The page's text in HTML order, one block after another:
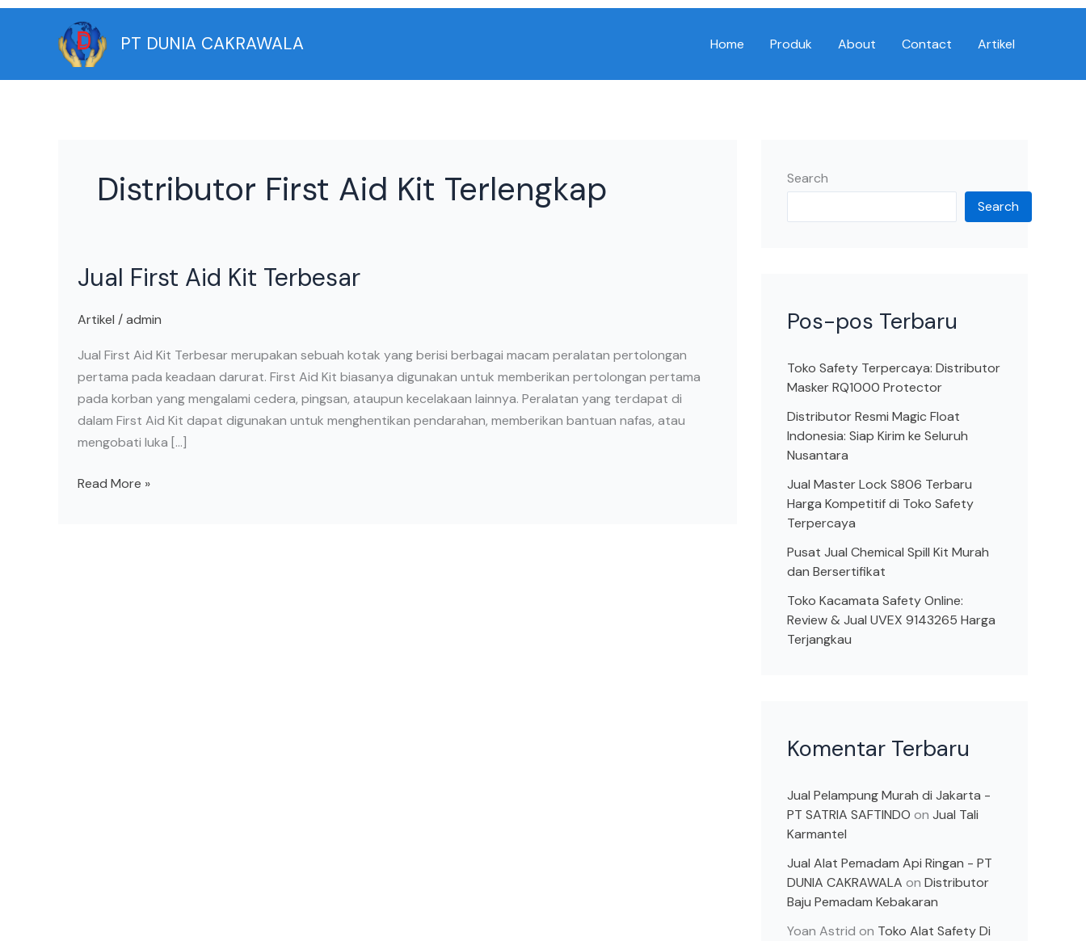
Skip
PT DUNIA CAKRAWALA Home Produk About Contact Artikel
Distributor First Aid Kit Terlengkap
Jual First Aid Kit Terbesar
Artikel /admin
Jual First Aid Kit Terbesar merupakan sebuah kotak yang berisi berbagai macam peralatan pertolongan
pertama pada keadaan darurat. First Aid Kit biasanya digunakan untuk memberikan pertolongan pertama
pada korban yang mengalami cedera, pingsan, ataupun kecelakaan lainnya. Peralatan yang terdapat di
dalam First Aid Kit dapat digunakan untuk menghentikan pendarahan, memberikan bantuan nafas, atau
mengobati luka […]
First
Kit
Read More »
Search
Search
Pos-pos Terbaru
Toko Safety Terpercaya: Distributor
Masker RQ1000 Protector
Distributor Resmi Magic Float
Indonesia: Siap Kirim ke Seluruh
Nusantara
Jual Master Lock S806 Terbaru
Harga Kompetitif di Toko Safety
Terpercaya
Pusat Jual Chemical Spill Kit Murah
dan Bersertifikat
Toko Kacamata Safety Online:
Review & Jual UVEX 9143265 Harga
Terjangkau
Komentar Terbaru
Jual Pelampung Murah di Jakarta -
PT SATRIA SAFTINDO on Jual Tali
Karmantel
Jual Alat Pemadam Api Ringan - PT
DUNIA CAKRAWALA on Distributor
Baju Pemadam Kebakaran
Yoan Astrid on Toko Alat Safety Di